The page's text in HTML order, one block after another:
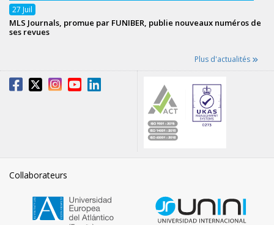
27 Juil
MLS Journals, promue par FUNIBER, publie nouveaux numéros de
ses revues
Plus d'actualités
Collaborateurs